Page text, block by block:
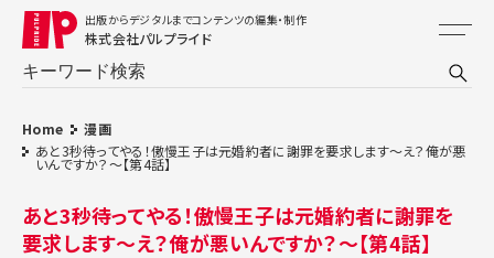
出版からデジタルまでコンテンツの編集・制作
株式会社パルプライド
Home
漫画
あと3秒待ってやる！傲慢王子は元婚約者に謝罪を要求します～え？俺が悪
いんですか？～【第4話】
あと3秒待ってやる！傲慢王子は元婚約者に謝罪を
要求します～え？俺が悪いんですか？～【第4話】